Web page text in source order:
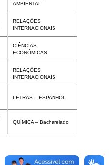
AMBIENTAL
RELAÇÕES
INTERNACIONAIS
CIÊNCIAS
ECONÔMICAS
RELAÇÕES
INTERNACIONAIS
LETRAS – ESPANHOL
QUÍMICA – Bacharelado